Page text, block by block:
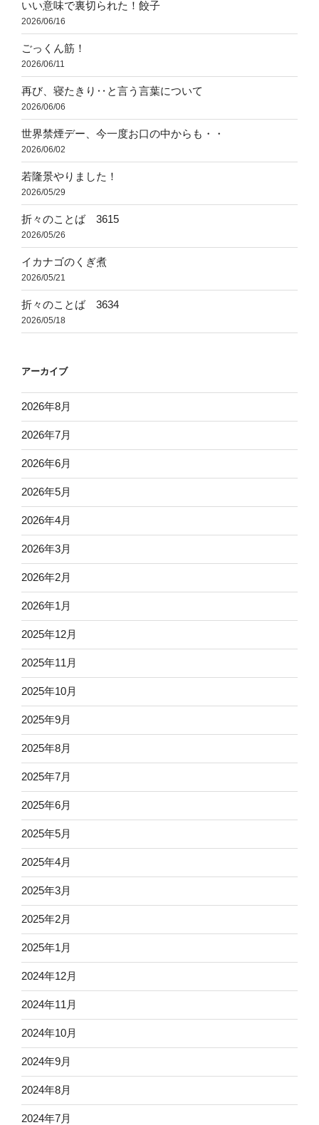
いい意味で裏切られた！餃子
2026/06/16
ごっくん筋！
2026/06/11
再び、寝たきり‥と言う言葉について
2026/06/06
世界禁煙デー、今一度お口の中からも・・
2026/06/02
若隆景やりました！
2026/05/29
折々のことば 3615
2026/05/26
イカナゴのくぎ煮
2026/05/21
折々のことば 3634
2026/05/18
アーカイブ
2026年8月
2026年7月
2026年6月
2026年5月
2026年4月
2026年3月
2026年2月
2026年1月
2025年12月
2025年11月
2025年10月
2025年9月
2025年8月
2025年7月
2025年6月
2025年5月
2025年4月
2025年3月
2025年2月
2025年1月
2024年12月
2024年11月
2024年10月
2024年9月
2024年8月
2024年7月